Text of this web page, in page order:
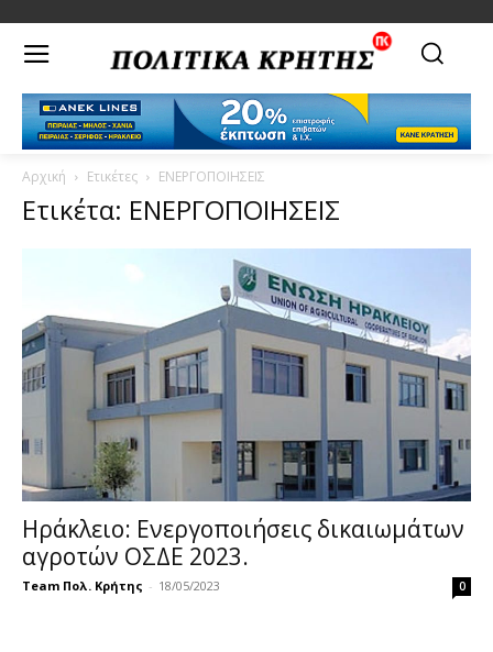
Αρχική Ετικέτες ΕΝΕΡΓΟΠΟΙΗΣΕΙΣ
Ετικέτα: ΕΝΕΡΓΟΠΟΙΗΣΕΙΣ
Ηράκλειο: Ενεργοποιήσεις δικαιωμάτων
αγροτών ΟΣΔΕ 2023.
Team Πολ. Κρήτης - 18/05/2023 0